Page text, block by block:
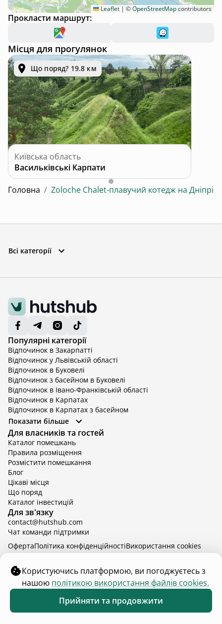
Leaflet | ©OpenStreetMapcontributors
Прокласти маршрут:
Місця для прогулянок
Що поряд? 19.8 км
Київська область
Васильківські Карпати
Головна / Zoloche Chalet-плавучий котедж на Дніпрі
доба
2 дорослих
Забронювати
Всі категорії
Популярні категорії
Відпочинок в Закарпатті
Відпочинок у Львівській області
Відпочинок в Буковелі
Відпочинок з басейном в Буковелі
Відпочинок в Івано-Франківській області
Відпочинок в Карпатах
Відпочинок в Карпатах з басейном
Відпочинок в Київській області
Відпочинок в Київській області з басейном
Відпочинок в Тернопільській області
Відпочинок у Вінницькій області
Відпочинок в Яремче
Відпочинок у Львівській області з басейном
Відпочинок з басейном в Тернопільській області
Показати більше
Для власників та гостей
Каталог помешкань
Правила розміщення
Розмістити помешкання
Блог
Цікаві місця
Що поряд
Каталог інвестицій
Для зв'язку
contact@hutshub.com
Чат команди підтримки
hutshub | ©2026
ОфертаПолітика конфіденційностіBикористання cookies
Користуючись платформою, ви погоджуєтесь з
нашою політикою використання файлів cookies.
Прийняти та продовжити